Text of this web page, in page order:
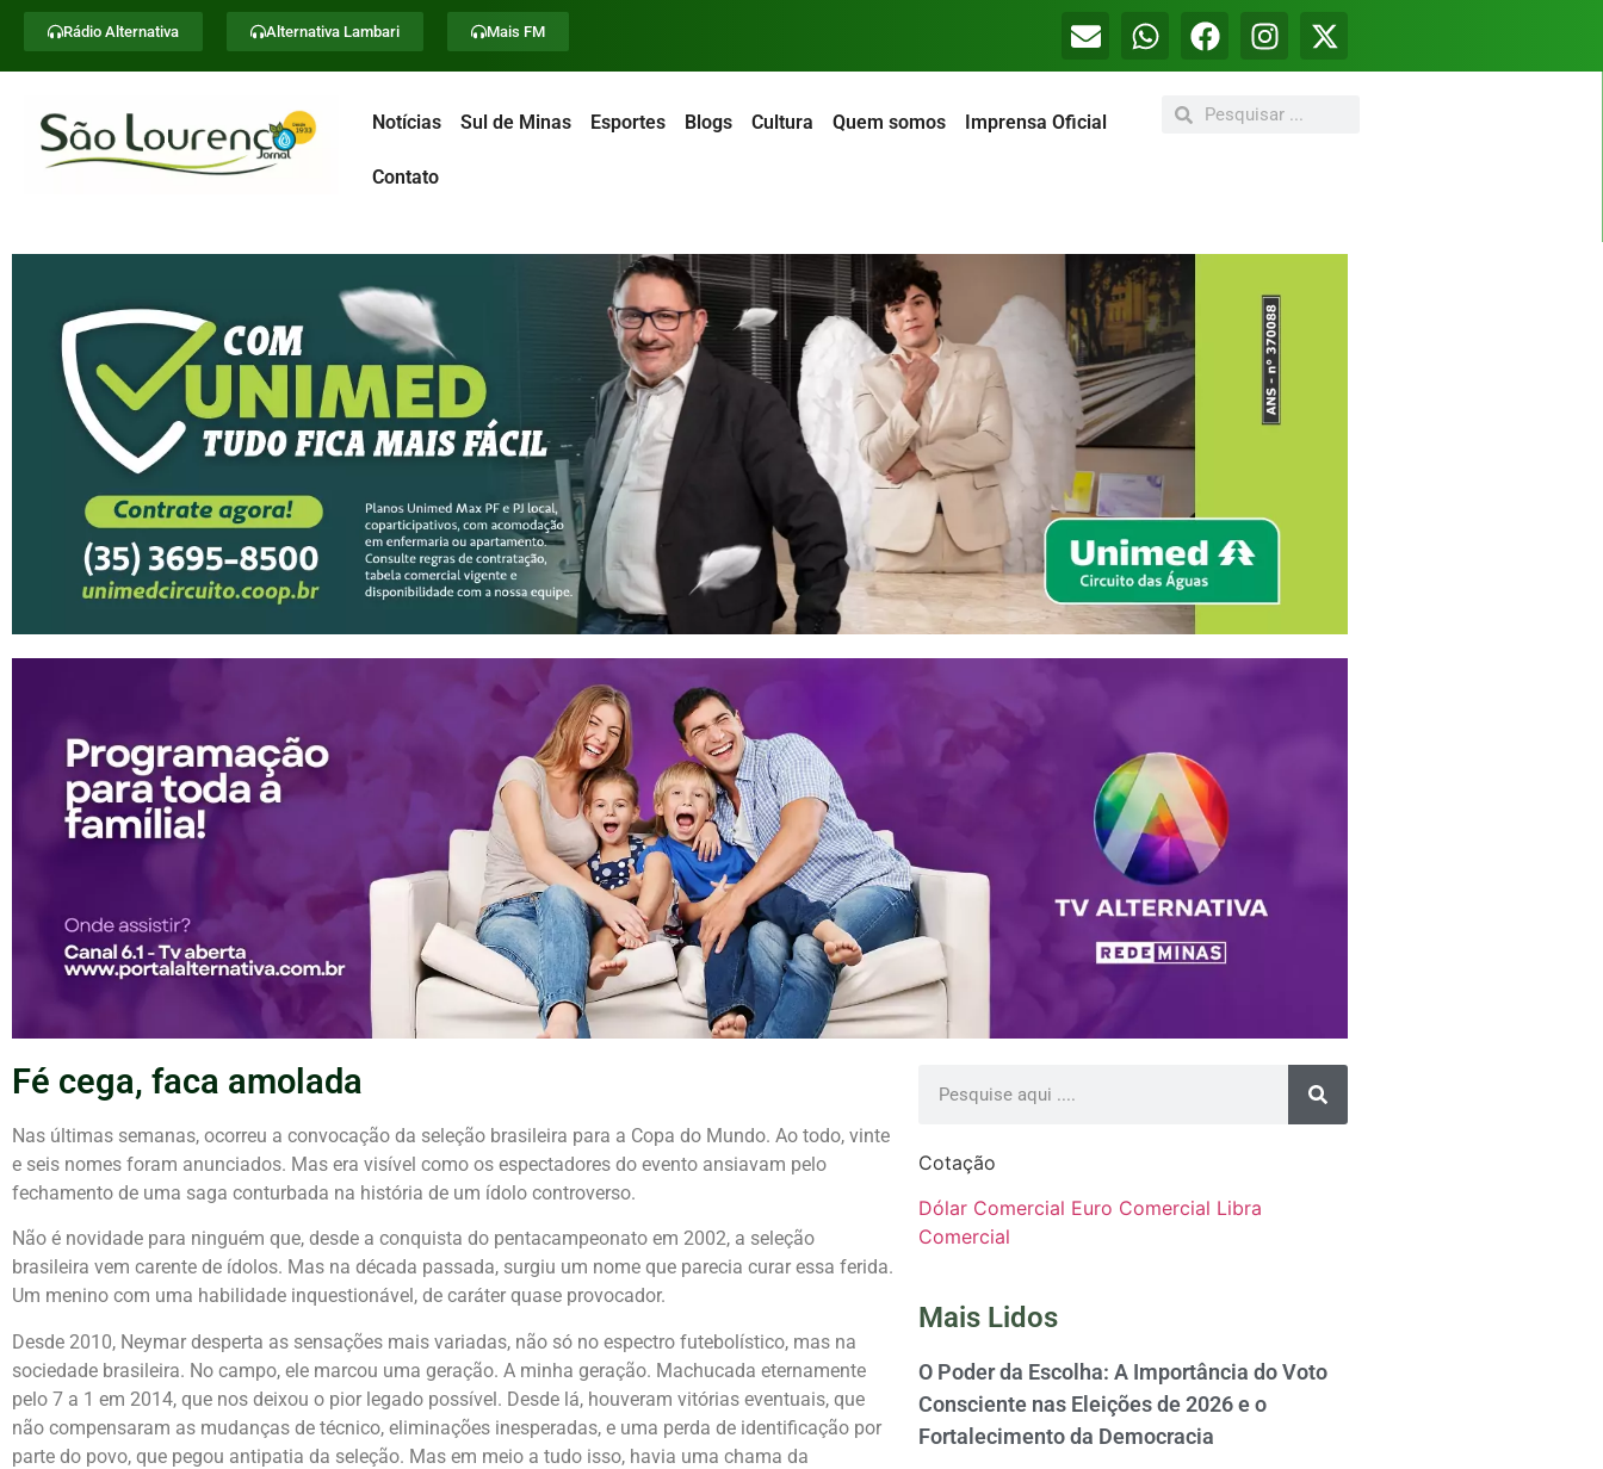
Rádio Alternativa Alternativa Lambari Mais FM
Notícias Sul de Minas Esportes Blogs Cultura Quem somos Imprensa Oficial
Contato
Fé cega, faca amolada
Nas últimas semanas, ocorreu a convocação da seleção brasileira para a Copa do Mundo. Ao todo, vinte
e seis nomes foram anunciados. Mas era visível como os espectadores do evento ansiavam pelo
fechamento de uma saga conturbada na história de um ídolo controverso.
Não é novidade para ninguém que, desde a conquista do pentacampeonato em 2002, a seleção
brasileira vem carente de ídolos. Mas na década passada, surgiu um nome que parecia curar essa ferida.
Um menino com uma habilidade inquestionável, de caráter quase provocador.
Desde 2010, Neymar desperta as sensações mais variadas, não só no espectro futebolístico, mas na
sociedade brasileira. No campo, ele marcou uma geração. A minha geração. Machucada eternamente
pelo 7 a 1 em 2014, que nos deixou o pior legado possível. Desde lá, houveram vitórias eventuais, que
não compensaram as mudanças de técnico, eliminações inesperadas, e uma perda de identificação por
parte do povo, que pegou antipatia da seleção. Mas em meio a tudo isso, havia uma chama da
Cotação
Dólar Comercial Euro Comercial Libra
Comercial
Mais Lidos
O Poder da Escolha: A Importância do Voto
Consciente nas Eleições de 2026 e o
Fortalecimento da Democracia